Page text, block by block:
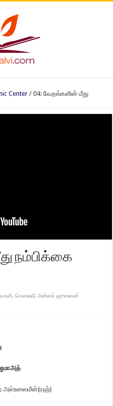
Center / 04: வேதங்களின் மீது
நம்பிக்கை
,மௌலவி அன்ஸர் ஹுஸைன்
அல்உஸைமீன்(ரஹ்)